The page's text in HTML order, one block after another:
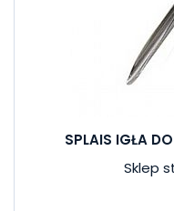
SPLAIS IGŁA
Sklep